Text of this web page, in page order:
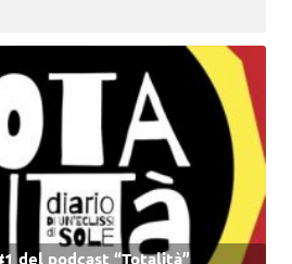
del podcast “Totalità”